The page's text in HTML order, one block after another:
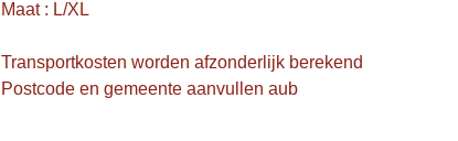
Maat : L/XL
Transportkosten worden afzonderlijk berekend
Postcode en gemeente aanvullen aub